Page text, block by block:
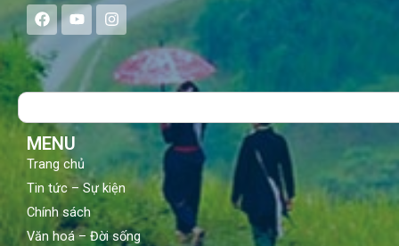
F
a
c
e
b
o
Y
o
u
t
u
b
I
n
s
a
g
Search
MENU
Trang chủ
Tin tức – Sự kiện
Chính sách
Văn hoá – Đời sống